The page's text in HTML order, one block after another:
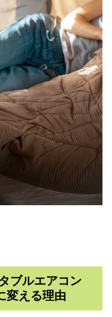
ブルエアコン
変える理由